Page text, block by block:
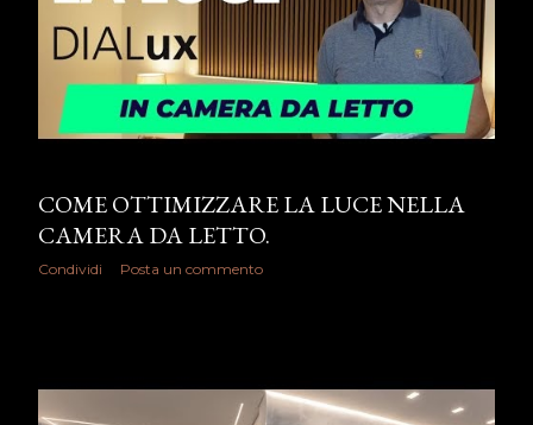
COME OTTIMIZZARE LA LUCE NELLA
CAMERA DA LETTO.
Condividi Posta un commento